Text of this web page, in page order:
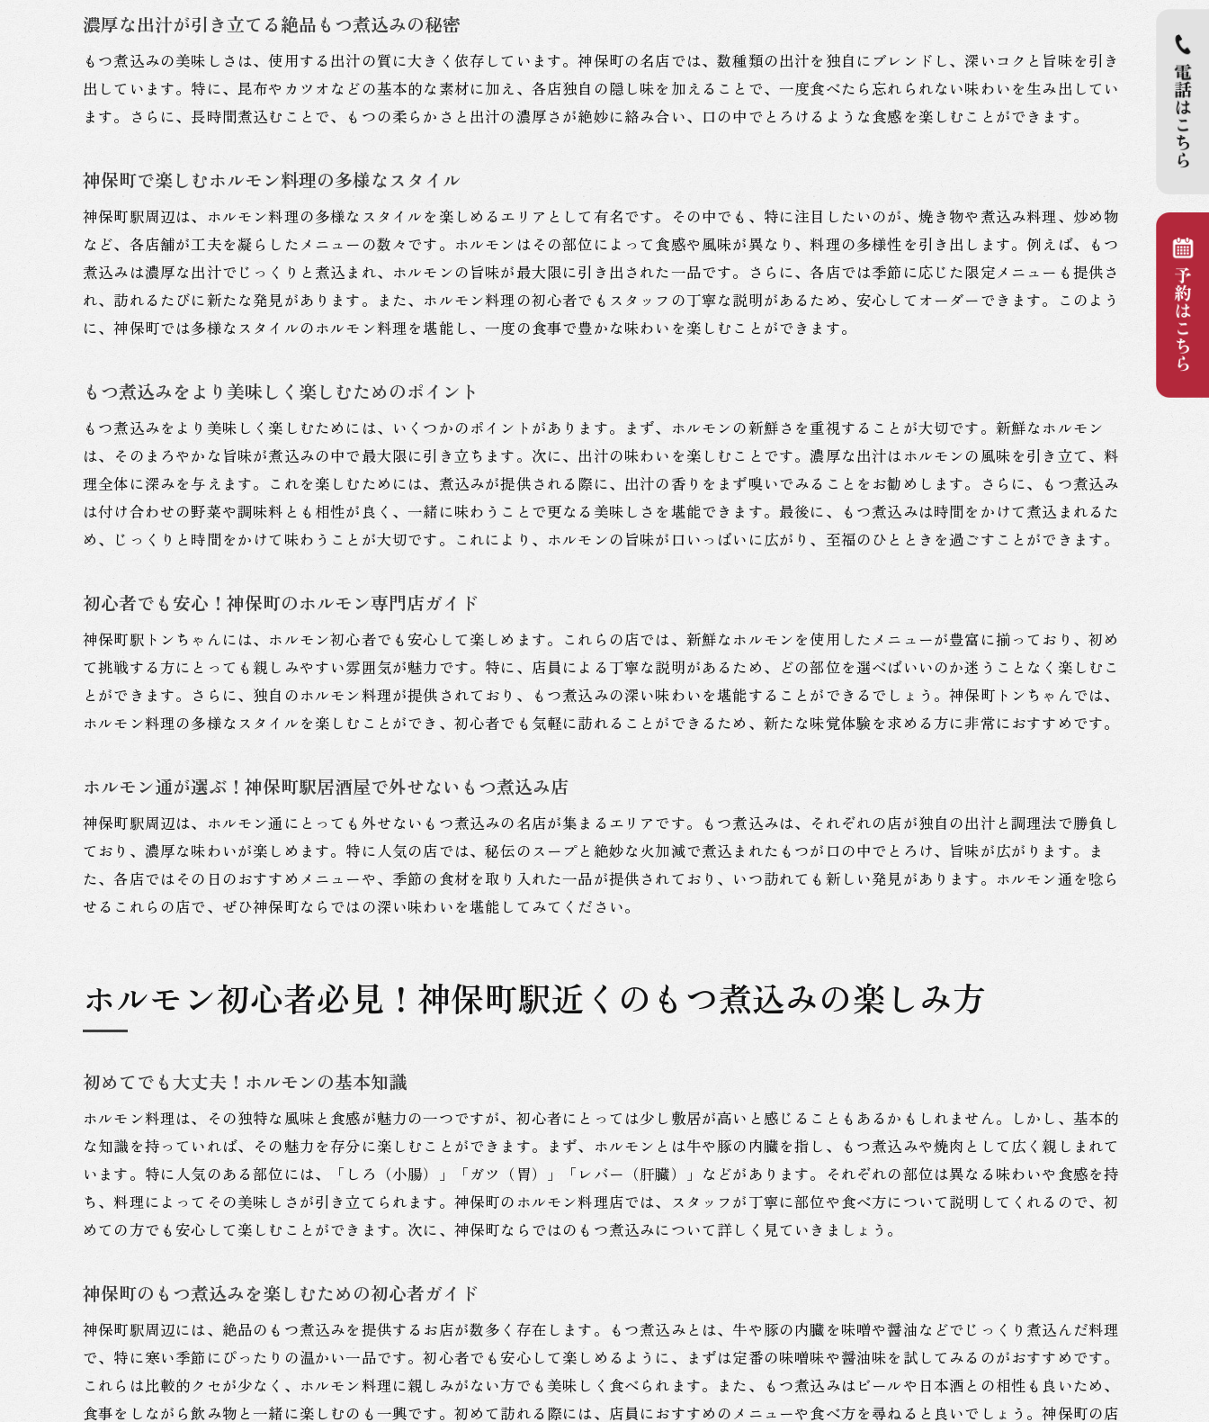
ホルモンの奥深さを知るための神保町探訪
ホルモン料理の聖地神保町駅で堪能する至極のもつ煮込み
神保町駅周辺の名店巡りでもつ煮込みを堪能
ホルモン通が教える神保町の絶品もつ煮込み
神保町でホルモン料理を満喫する贅沢な時間
味わい深いホルモンの世界神保町駅のおすすめもつ煮込み
神保町のもつ煮込みで出会うホルモンの多様性
ホルモン好き必見！神保町トンちゃんのおすすめ料理
神保町のホルモン料理で感じる食文化の深さ
もつ煮込みの奥深さを知るための神保町探訪
神保町で楽しむホルモンの多彩な風味
神保町駅でホルモン料理を満喫するための初心者ガイド
初めてのホルモン体験を神保町で
神保町初心者でも安心！ホルモンの楽しみ方
ホルモン料理入門：神保町で知るべきこと
ホルモンの奥深さを体感できる神保町の名店
ホルモン料理の魅力を引き立てる神保町の味
ホルモン通の間で話題！神保町のもつ煮込み
神保町駅でもつ煮込みを楽しむホルモンの奥義を知る
神保町でもつ煮込みの本当の魅力を知る
ホルモン料理の奥深さを神保町で学ぶ
神保町で発見するホルモンの真髄
濃厚な出汁が引き立てる絶品もつ煮込みの秘密
もつ煮込みの美味しさは、使用する出汁の質に大きく依存しています。神保町の名店では、数種類の出汁を独自にブレンドし、深いコクと旨味を引き
出しています。特に、昆布やカツオなどの基本的な素材に加え、各店独自の隠し味を加えることで、一度食べたら忘れられない味わいを生み出してい
ます。さらに、長時間煮込むことで、もつの柔らかさと出汁の濃厚さが絶妙に絡み合い、口の中でとろけるような食感を楽しむことができます。
神保町で楽しむホルモン料理の多様なスタイル
神保町駅周辺は、ホルモン料理の多様なスタイルを楽しめるエリアとして有名です。その中でも、特に注目したいのが、焼き物や煮込み料理、炒め物
など、各店舗が工夫を凝らしたメニューの数々です。ホルモンはその部位によって食感や風味が異なり、料理の多様性を引き出します。例えば、もつ
煮込みは濃厚な出汁でじっくりと煮込まれ、ホルモンの旨味が最大限に引き出された一品です。さらに、各店では季節に応じた限定メニューも提供さ
れ、訪れるたびに新たな発見があります。また、ホルモン料理の初心者でもスタッフの丁寧な説明があるため、安心してオーダーできます。このよう
に、神保町では多様なスタイルのホルモン料理を堪能し、一度の食事で豊かな味わいを楽しむことができます。
もつ煮込みをより美味しく楽しむためのポイント
もつ煮込みをより美味しく楽しむためには、いくつかのポイントがあります。まず、ホルモンの新鮮さを重視することが大切です。新鮮なホルモン
は、そのまろやかな旨味が煮込みの中で最大限に引き立ちます。次に、出汁の味わいを楽しむことです。濃厚な出汁はホルモンの風味を引き立て、料
理全体に深みを与えます。これを楽しむためには、煮込みが提供される際に、出汁の香りをまず嗅いでみることをお勧めします。さらに、もつ煮込み
は付け合わせの野菜や調味料とも相性が良く、一緒に味わうことで更なる美味しさを堪能できます。最後に、もつ煮込みは時間をかけて煮込まれるた
め、じっくりと時間をかけて味わうことが大切です。これにより、ホルモンの旨味が口いっぱいに広がり、至福のひとときを過ごすことができます。
初心者でも安心！神保町のホルモン専門店ガイド
神保町駅トンちゃんには、ホルモン初心者でも安心して楽しめます。これらの店では、新鮮なホルモンを使用したメニューが豊富に揃っており、初め
て挑戦する方にとっても親しみやすい雰囲気が魅力です。特に、店員による丁寧な説明があるため、どの部位を選べばいいのか迷うことなく楽しむこ
とができます。さらに、独自のホルモン料理が提供されており、もつ煮込みの深い味わいを堪能することができるでしょう。神保町トンちゃんでは、
ホルモン料理の多様なスタイルを楽しむことができ、初心者でも気軽に訪れることができるため、新たな味覚体験を求める方に非常におすすめです。
ホルモン通が選ぶ！神保町駅居酒屋で外せないもつ煮込み店
神保町駅周辺は、ホルモン通にとっても外せないもつ煮込みの名店が集まるエリアです。もつ煮込みは、それぞれの店が独自の出汁と調理法で勝負し
ており、濃厚な味わいが楽しめます。特に人気の店では、秘伝のスープと絶妙な火加減で煮込まれたもつが口の中でとろけ、旨味が広がります。ま
た、各店ではその日のおすすめメニューや、季節の食材を取り入れた一品が提供されており、いつ訪れても新しい発見があります。ホルモン通を唸ら
せるこれらの店で、ぜひ神保町ならではの深い味わいを堪能してみてください。
ホルモン初心者必見！神保町駅近くのもつ煮込みの楽しみ方
初めてでも大丈夫！ホルモンの基本知識
ホルモン料理は、その独特な風味と食感が魅力の一つですが、初心者にとっては少し敷居が高いと感じることもあるかもしれません。しかし、基本的
な知識を持っていれば、その魅力を存分に楽しむことができます。まず、ホルモンとは牛や豚の内臓を指し、もつ煮込みや焼肉として広く親しまれて
います。特に人気のある部位には、「しろ（小腸）」「ガツ（胃）」「レバー（肝臓）」などがあります。それぞれの部位は異なる味わいや食感を持
ち、料理によってその美味しさが引き立てられます。神保町のホルモン料理店では、スタッフが丁寧に部位や食べ方について説明してくれるので、初
めての方でも安心して楽しむことができます。次に、神保町ならではのもつ煮込みについて詳しく見ていきましょう。
神保町のもつ煮込みを楽しむための初心者ガイド
神保町駅周辺には、絶品のもつ煮込みを提供するお店が数多く存在します。もつ煮込みとは、牛や豚の内臓を味噌や醤油などでじっくり煮込んだ料理
で、特に寒い季節にぴったりの温かい一品です。初心者でも安心して楽しめるように、まずは定番の味噌味や醤油味を試してみるのがおすすめです。
これらは比較的クセが少なく、ホルモン料理に親しみがない方でも美味しく食べられます。また、もつ煮込みはビールや日本酒との相性も良いため、
食事をしながら飲み物と一緒に楽しむのも一興です。初めて訪れる際には、店員におすすめのメニューや食べ方を尋ねると良いでしょう。神保町の店